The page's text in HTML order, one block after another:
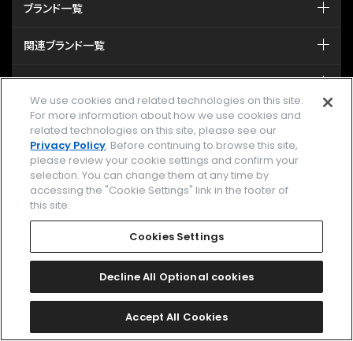
ブランド一覧
関連ブランド一覧
時計を探す
ストア/イベント
カタログ
サポート
MY CITIZEN シチズンオーナーズクラブ
メールマガジン登録
We use cookies and related technologies on this site.
For more information about how we use cookies and
related technologies on this site, please see our
Privacy Policy. Before continuing to browse this site,
please review your cookie settings and confirm your
selection. You can change them at any time by
accessing the "Cookie Settings" link in the footer of
this site.
Cookies Settings
Decline All Optional cookies
Accept All Cookies